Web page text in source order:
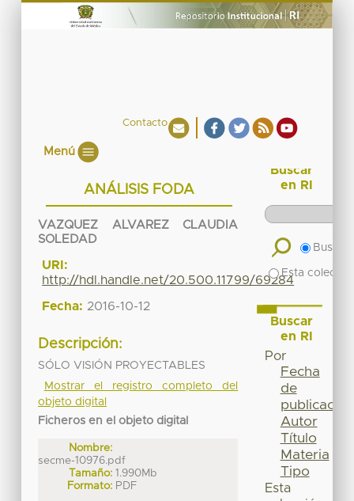
Contacto
Menú
ANÁLISIS FODA
VAZQUEZ ALVAREZ CLAUDIA
SOLEDAD
URI:
http://hdl.handle.net/20.500.11799/69284
Fecha: 2016-10-12
Descripción:
SÓLO VISIÓN PROYECTABLES
Mostrar el registro completo del
objeto digital
Ficheros en el objeto digital
Nombre:
secme-10976.pdf
Tamaño: 1.990Mb
Formato: PDF
Buscar
en RI
Buscar
Esta
Buscar
en RI
Por
Fecha
de
publicación
Autor
Título
Materia
Tipo
Esta